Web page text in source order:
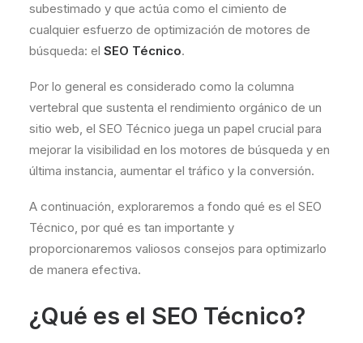
subestimado y que actúa como el cimiento de
cualquier esfuerzo de optimización de motores de
búsqueda: el SEO Técnico.
Por lo general es considerado como la columna
vertebral que sustenta el rendimiento orgánico de un
sitio web, el SEO Técnico juega un papel crucial para
mejorar la visibilidad en los motores de búsqueda y en
última instancia, aumentar el tráfico y la conversión.
A continuación, exploraremos a fondo qué es el SEO
Técnico, por qué es tan importante y
proporcionaremos valiosos consejos para optimizarlo
de manera efectiva.
¿Qué es el SEO Técnico?